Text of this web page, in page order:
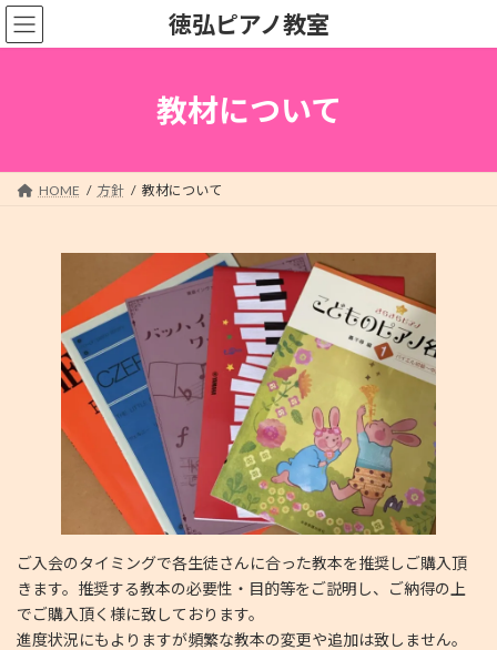
コ
ン
ナ
ビ
徳弘ピアノ教室
教材について
HOME 方針 教材について
ご入会のタイミングで各生徒さんに合った教本を推奨しご購入頂
きます。推奨する教本の必要性・目的等をご説明し、ご納得の上
でご購入頂く様に致しております。
進度状況にもよりますが頻繁な教本の変更や追加は致しません。